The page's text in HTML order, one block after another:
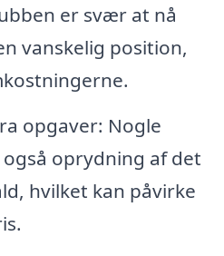
er svær at nå
vanskelig position,
opgaver: Nogle
oprydning af det
hvilket kan påvirke